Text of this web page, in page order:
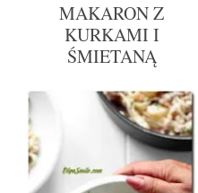
MAKARON Z
KURKAMI I
ŚMIETANĄ